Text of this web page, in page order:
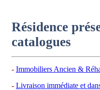
Résidence
catalogues
Immobiliers Ancien &
Livraison immédiate et